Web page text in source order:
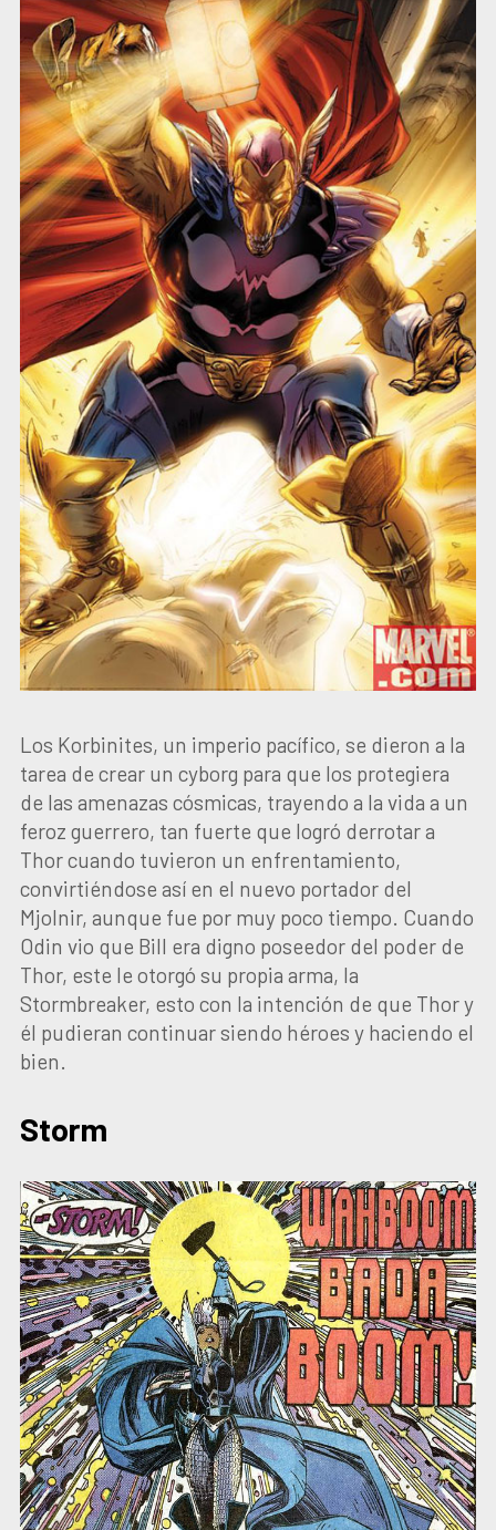
Los Korbinites, un imperio pacífico, se dieron a la
tarea de crear un cyborg para que los protegiera
de las amenazas cósmicas, trayendo a la vida a un
feroz guerrero, tan fuerte que logró derrotar a
Thor cuando tuvieron un enfrentamiento,
convirtiéndose así en el nuevo portador del
Mjolnir, aunque fue por muy poco tiempo. Cuando
Odin vio que Bill era digno poseedor del poder de
Thor, este le otorgó su propia arma, la
Stormbreaker, esto con la intención de que Thor y
él pudieran continuar siendo héroes y haciendo el
bien.
Storm